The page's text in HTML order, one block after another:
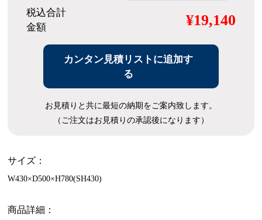
税込合計
金額
¥19,140
カンタン見積リストに追加す
る
お見積りと共に最短の納期をご案内致します。
（ご注文はお見積りの承認後になります）
サイズ：
W430×D500×H780(SH430)
商品詳細：